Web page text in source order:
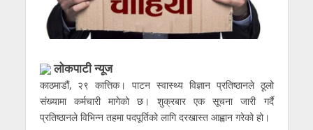
लाेकपाटी न्यूज
काठमाडौं, २९ कात्तिक। पाटन स्वास्थ्य विज्ञान प्रतिष्ठानले ठूलो
संख्यामा कर्मचारी मागेको छ। शुक्रबार एक सूचना जारी गर्दै
प्रतिष्ठानले विभिन्न तहमा पदपूर्तिको लागि दरखास्त आह्वान गरेको हो।